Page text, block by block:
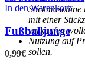
Stickmaschine
mit einer
verkaufen
Nutzung auf
sollen.
In den Warenkorb
Fußballjunge
0,99€